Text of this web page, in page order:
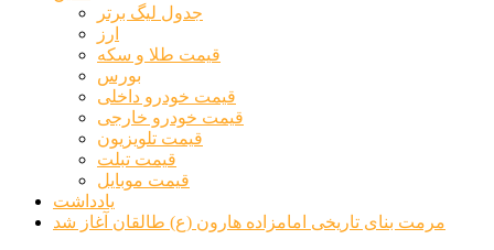
جدول لیگ برتر
ارز
قیمت طلا و سکه
بورس
قیمت خودرو داخلی
قیمت خودرو خارجی
قیمت تلویزیون
قیمت تبلت
قیمت موبایل
یادداشت
مرمت بنای تاریخی امامزاده هارون (ع) طالقان آغاز شد